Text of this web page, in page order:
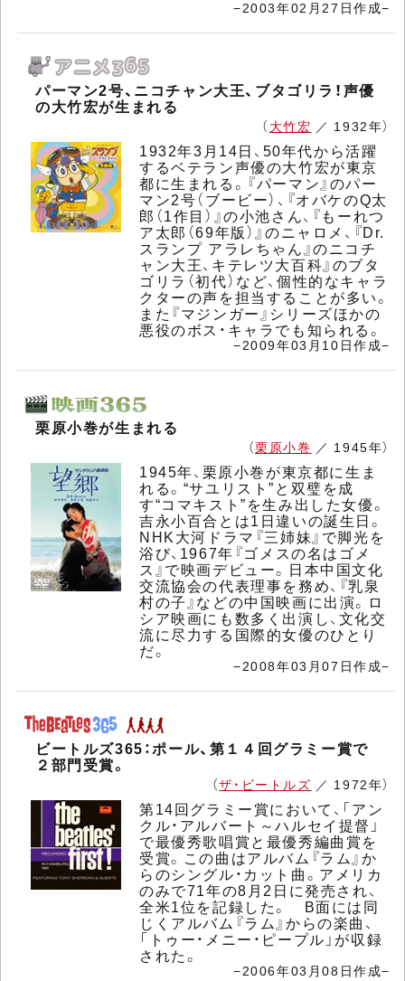
−2003年02月27日作成−
パーマン2号、ニコチャン大王、ブタゴリラ！声優
の大竹宏が生まれる
（ 大竹宏 ／ 1932年）
1932年3月14日、50年代から活躍
するベテラン声優の大竹宏が東京
都に生まれる。『パーマン』のパー
マン2号（ブービー）、『オバケのQ太
郎（1作目）』の小池さん、『もーれつ
ア太郎（69年版）』のニャロメ、『Dr.
スランプ アラレちゃん』のニコチ
ャン大王、キテレツ大百科』のブタ
ゴリラ（初代）など、個性的なキャラ
クターの声を担当することが多い。
また『マジンガー』シリーズほかの
悪役のボス・キャラでも知られる。
−2009年03月10日作成−
栗原小巻が生まれる
（栗原小巻 ／ 1945年）
1945年、栗原小巻が東京都に生ま
れる。“サユリスト”と双璧を成
す“コマキスト”を生み出した女優。
吉永小百合とは1日違いの誕生日。
NHK大河ドラマ『三姉妹』で脚光を
浴び、1967年『ゴメスの名はゴメ
ス』で映画デビュー。日本中国文化
交流協会の代表理事を務め、『乳泉
村の子』などの中国映画に出演。ロ
シア映画にも数多く出演し、文化交
流に尽力する国際的女優のひとり
だ。
−2008年03月07日作成−
ビートルズ365：ポール、第１４回グラミー賞で
２部門受賞。
（ザ・ビートルズ ／ 1972年）
第14回グラミー賞において、「アン
クル・アルバート～ハルセイ提督」
で最優秀歌唱賞と最優秀編曲賞を
受賞。この曲はアルバム『ラム』か
らのシングル・カット曲。アメリカ
のみで71年の8月2日に発売され、
全米1位を記録した。 B面には同
じくアルバム『ラム』からの楽曲、
「トゥー・メニー・ピープル」が収録
された。
−2006年03月08日作成−